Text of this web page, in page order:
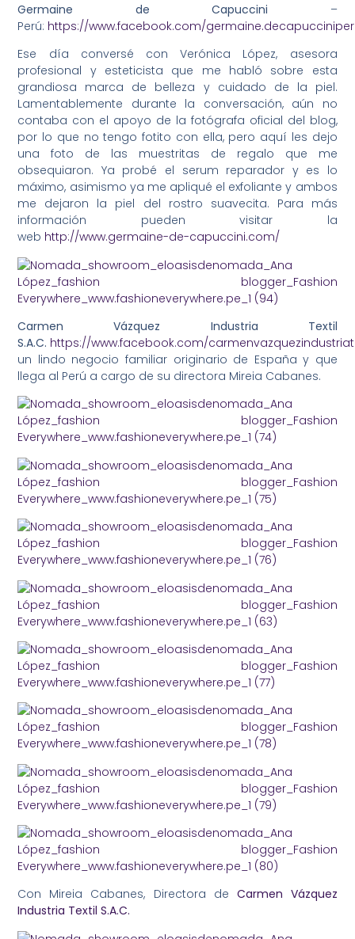
Germaine de Capuccini –
Perú: https://www.facebook.com/
Ese día conversé con Verónica López, asesora
profesional y esteticista que me habló sobre esta
grandiosa marca de belleza y cuidado de la piel.
Lamentablemente durante la conversación, aún no
contaba con el apoyo de la fotógrafa oficial del blog,
por lo que no tengo fotito con ella, pero aquí les dejo
una foto de las muestritas de regalo que me
obsequiaron. Ya probé el serum reparador y es lo
máximo, asimismo ya me apliqué el exfoliante y ambos
me dejaron la piel del rostro suavecita. Para más
información pueden visitar la
web http://www.germaine-de-capuccini.com/
Carmen Vázquez Industria Textil
S.A.C. https://www.facebook.com/
un lindo negocio familiar originario de España y que
llega al Perú a cargo de su directora Mireia Cabanes.
Con Mireia Cabanes, Directora de Carmen Vázquez
Industria Textil S.A.C.